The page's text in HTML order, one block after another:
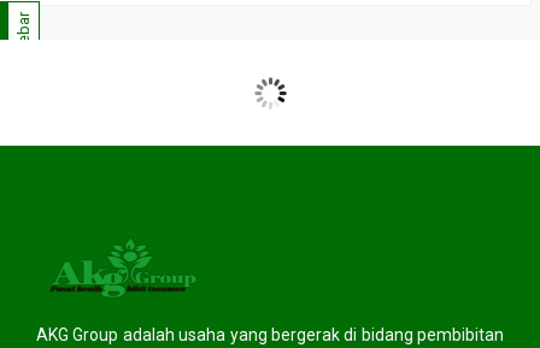
Sidebar
AKG Group adalah usaha yang bergerak di bidang pembibitan